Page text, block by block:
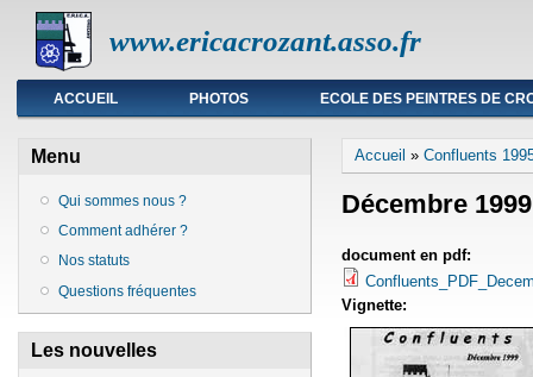
www.ericacrozant.asso.fr
Menu principal
ACCUEIL PHOTOS ECOLE DES PEINTRES DE
Menu
Qui sommes nous ?
Comment adhérer ?
Nos statuts
Questions fréquentes
Les nouvelles
Vous êtes ici
Accueil » Confluents
Décembre 1999
document en pdf:
Vignette: